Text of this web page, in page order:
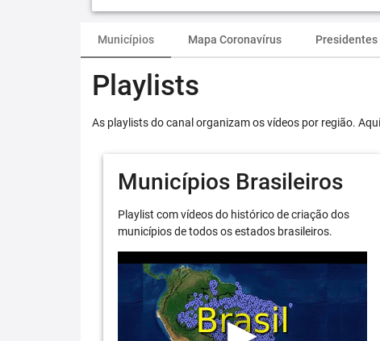
Municípios Mapa Coronavírus Presidentes
Playlists
As playlists do canal organizam os vídeos por região.
Municípios Brasileiros
Playlist com vídeos do histórico de criação dos
municípios de todos os estados brasileiros.